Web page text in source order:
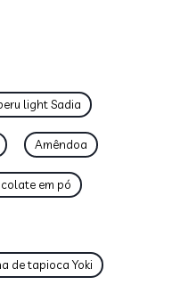
light Sadia
Amêndoa
em pó
de tapioca Yoki